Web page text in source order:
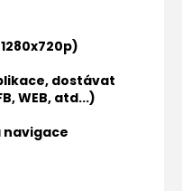
dostávat
WEB, atd...)
navigace